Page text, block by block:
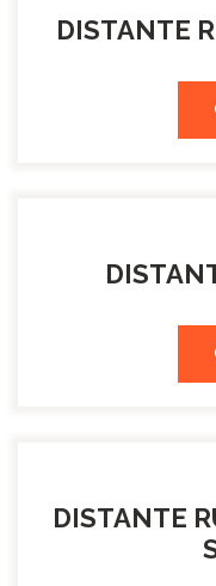
DISTANTE
DISTANTE